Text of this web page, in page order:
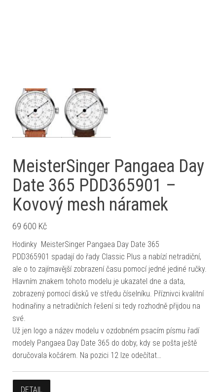
MeisterSinger Pangaea Day
Date 365 PDD365901 –
Kovový mesh náramek
69 600 Kč
Hodinky MeisterSinger Pangaea Day Date 365
PDD365901 spadají do řady Classic Plus a nabízí netradiční,
ale o to zajímavější zobrazení času pomocí jedné jediné ručky.
Hlavním znakem tohoto modelu je ukazatel dne a data,
zobrazený pomocí disků ve středu číselníku. Příznivci kvalitní
hodinařiny a netradičních řešení si tedy rozhodně přijdou na
své.
Už jen logo a název modelu v ozdobném psacím písmu řadí
modely Pangaea Day Date 365 do doby, kdy se pošta ještě
doručovala kočárem. Na pozici 12 lze odečítat…
DETAIL